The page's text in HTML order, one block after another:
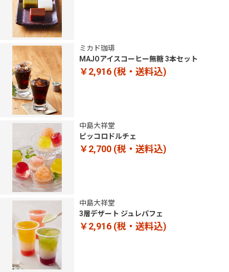
ミカド珈琲
MAJOアイスコーヒー無糖 3本セット
￥2,916 (税・送料込)
中島大祥堂
ピッコロドルチェ
￥2,700 (税・送料込)
中島大祥堂
3層デザート ジュレパフェ
￥2,916 (税・送料込)